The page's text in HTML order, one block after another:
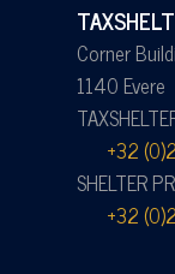
Corner
1140 Evere
+32
SHELTER
+32